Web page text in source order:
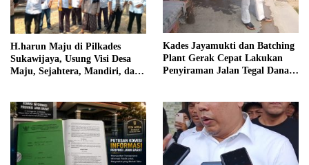
H.harun Maju di Pilkades
Sukawijaya, Usung Visi Desa
Maju, Sejahtera, Mandiri, dan
Kades Jayamukti dan Batching
Plant Gerak Cepat Lakukan
Penyiraman Jalan Tegal Danas